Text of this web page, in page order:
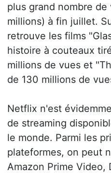
plus grand nombre
millions) à fin juillet.
retrouve les films
histoire à couteaux
millions de vues et
de 130 millions de
Netflix n'est
de streaming
le monde. Parmi les
plateformes, on peut
Amazon Prime Video,